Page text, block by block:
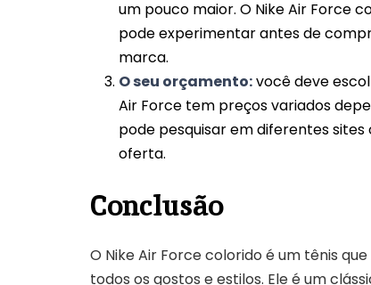
um pouco maior. O Nike Air Force
pode experimentar antes de
marca.
O seu orçamento:você deve
Air Force tem preços variados
pode pesquisar em diferentes
oferta.
Conclusão
O Nike Air Force colorido é um tênis
todos os gostos e estilos. Ele é um